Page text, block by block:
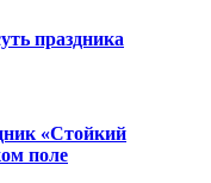
праздника
«Стойкий
поле